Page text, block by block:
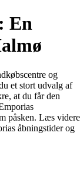
En
og
et stort udvalg af
at du får den
påsken. Læs videre
åbningstider og